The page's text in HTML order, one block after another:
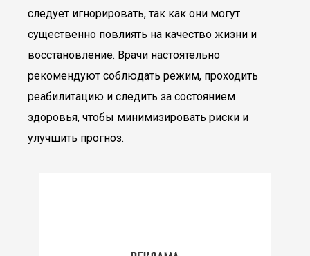
следует игнорировать, так как они могут
существенно повлиять на качество жизни и
восстановление. Врачи настоятельно
рекомендуют соблюдать режим, проходить
реабилитацию и следить за состоянием
здоровья, чтобы минимизировать риски и
улучшить прогноз.